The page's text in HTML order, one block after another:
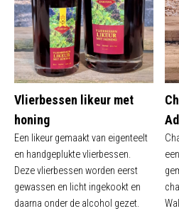
Vlierbessen likeur met
honing
Een likeur gemaakt van eigenteelt
en handgeplukte vlierbessen.
Deze vlierbessen worden eerst
gewassen en licht ingekookt en
daarna onder de alcohol gezet.